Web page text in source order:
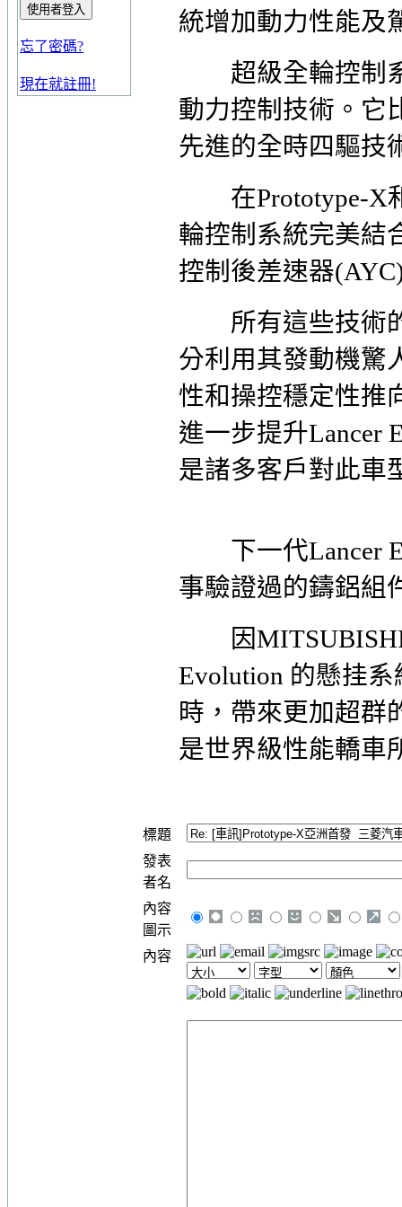
忘了密碼?
現在就註冊!
統增加動力性能及
超級全輪控制系
動力控制技術。它
先進的全時四驅技
在Prototype-X和
輪控制系統完美結
控制後差速器
所有這些技術的
分利用其發動機驚
性和操控穩定性推
進一步提升Lancer
是諸多客戶對此車
下一代Lancer
事驗證過的鑄鋁組
因MITSUBISHI
Evolution 的懸挂
時，帶來更加超
是世界級性能轎車
標題
發表
者名
內容
圖示
內容